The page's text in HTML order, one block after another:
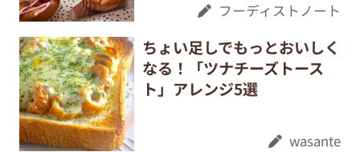
フーディストノート
ちょい足しでもっとおいしく
なる！「ツナチーズトース
ト」アレンジ5選
wasante